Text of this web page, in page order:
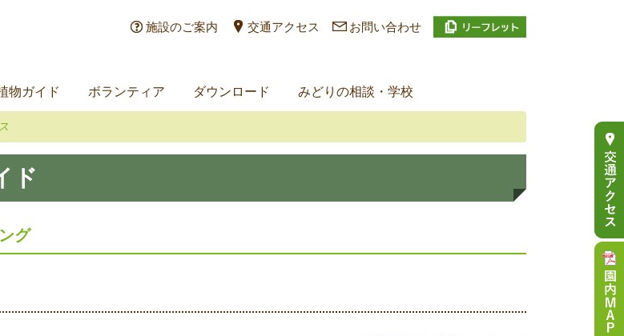
施設のご案内 交通アクセス お問い合わせ
物ガイド ボランティア ダウンロード みどりの相談・学校
ド
グ